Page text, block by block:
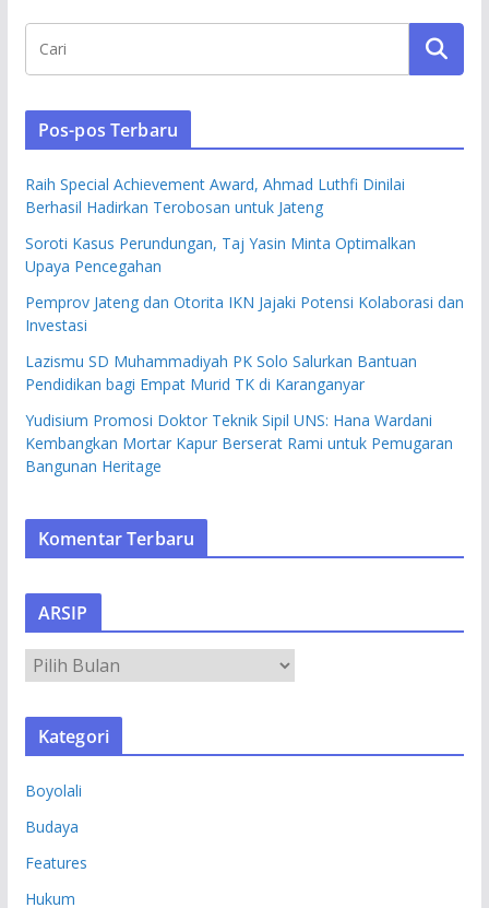
Pos-pos Terbaru
Raih Special Achievement Award, Ahmad Luthfi Dinilai
Berhasil Hadirkan Terobosan untuk Jateng
Soroti Kasus Perundungan, Taj Yasin Minta Optimalkan
Upaya Pencegahan
Pemprov Jateng dan Otorita IKN Jajaki Potensi Kolaborasi dan
Investasi
Lazismu SD Muhammadiyah PK Solo Salurkan Bantuan
Pendidikan bagi Empat Murid TK di Karanganyar
Yudisium Promosi Doktor Teknik Sipil UNS: Hana Wardani
Kembangkan Mortar Kapur Berserat Rami untuk Pemugaran
Bangunan Heritage
Komentar Terbaru
ARSIP
R
S
Kategori
Boyolali
Budaya
Features
Hukum